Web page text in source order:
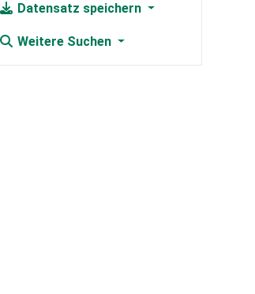
Datensatz speichern
Weitere Suchen